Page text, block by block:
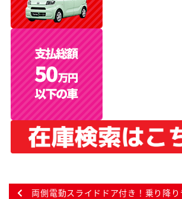
両側電動スライドドア付き！乗り降